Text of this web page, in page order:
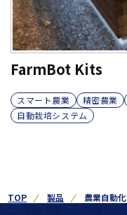
FarmBot Kits
スマート農業 精密農業
自動栽培システム
TOP 製品 農業自動化